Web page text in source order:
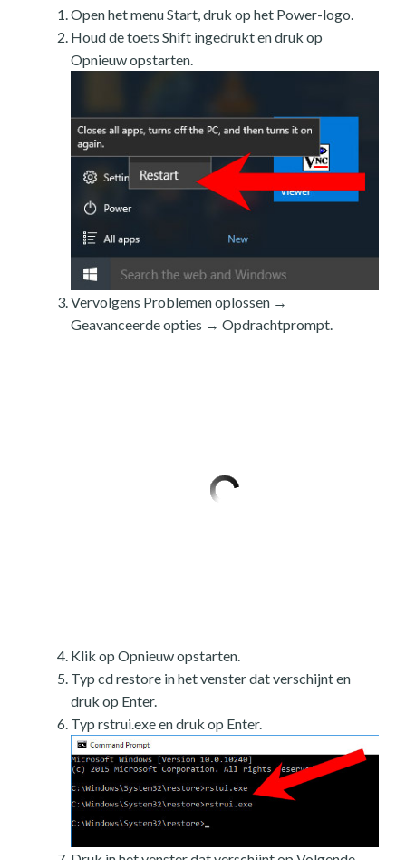
Open het menu Start, druk op het Power-logo.
Houd de toets Shift ingedrukt en druk op
Opnieuw opstarten.
Vervolgens Problemen oplossen →
Geavanceerde opties → Opdrachtprompt.
Klik op Opnieuw opstarten.
Typ cd restore in het venster dat verschijnt en
druk op Enter.
Typ rstrui.exe en druk op Enter.